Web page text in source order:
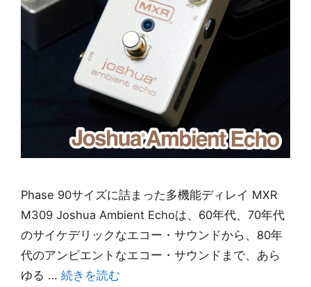
Phase 90サイズに詰まった多機能ディレイ MXR
M309 Joshua Ambient Echoは、60年代、70年代
のサイケデリックなエコー・サウンドから、80年
代のアンビエントなエコー・サウンドまで、あら
ゆる … 続きを読む